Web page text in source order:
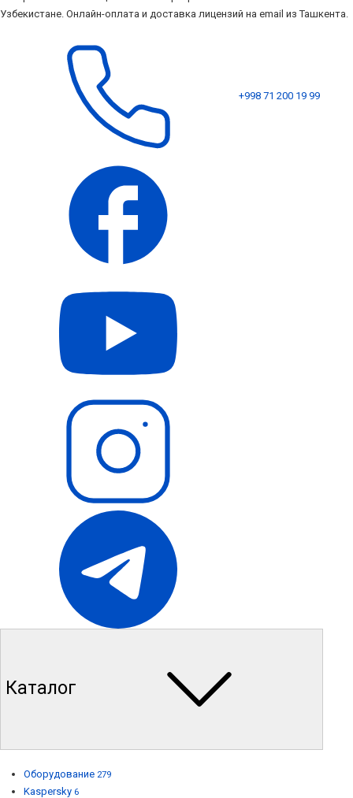
Узбекистане. Онлайн-оплата и доставка лицензий на email из Ташкента.
+998 71 200 19 99
Каталог
Оборудование 279
Kaspersky 6